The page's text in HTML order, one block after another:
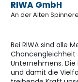
RIWA GmbH
An der Alten
Bei RIWA sind alle
Chancengleichheit
Unternehmens.
und damit die